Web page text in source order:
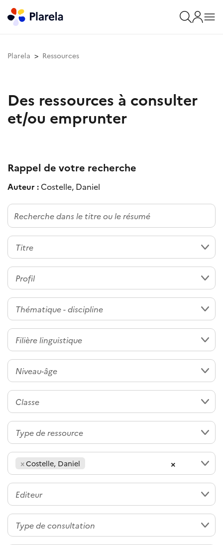
Plarela Ressources
Des ressources à consulter
et/ou emprunter
Rappel de votre recherche
Auteur : Costelle, Daniel
×
×Costelle, Daniel